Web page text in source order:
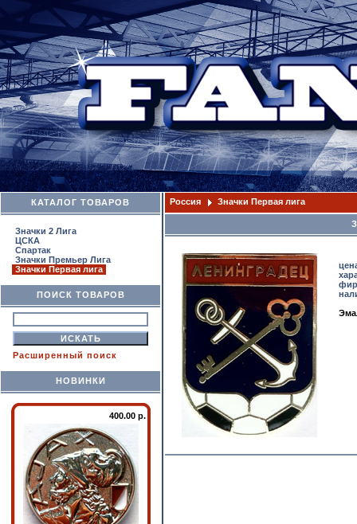
КАТАЛОГ ТОВАРОВ
Значки 2 Лига
ЦСКА
Спартак
Значки Премьер Лига
Значки Первая лига
ПОИСК ТОВАРОВ
Расширенный поиск
НОВИНКИ
400.00 р.
Россия Значки Первая лига